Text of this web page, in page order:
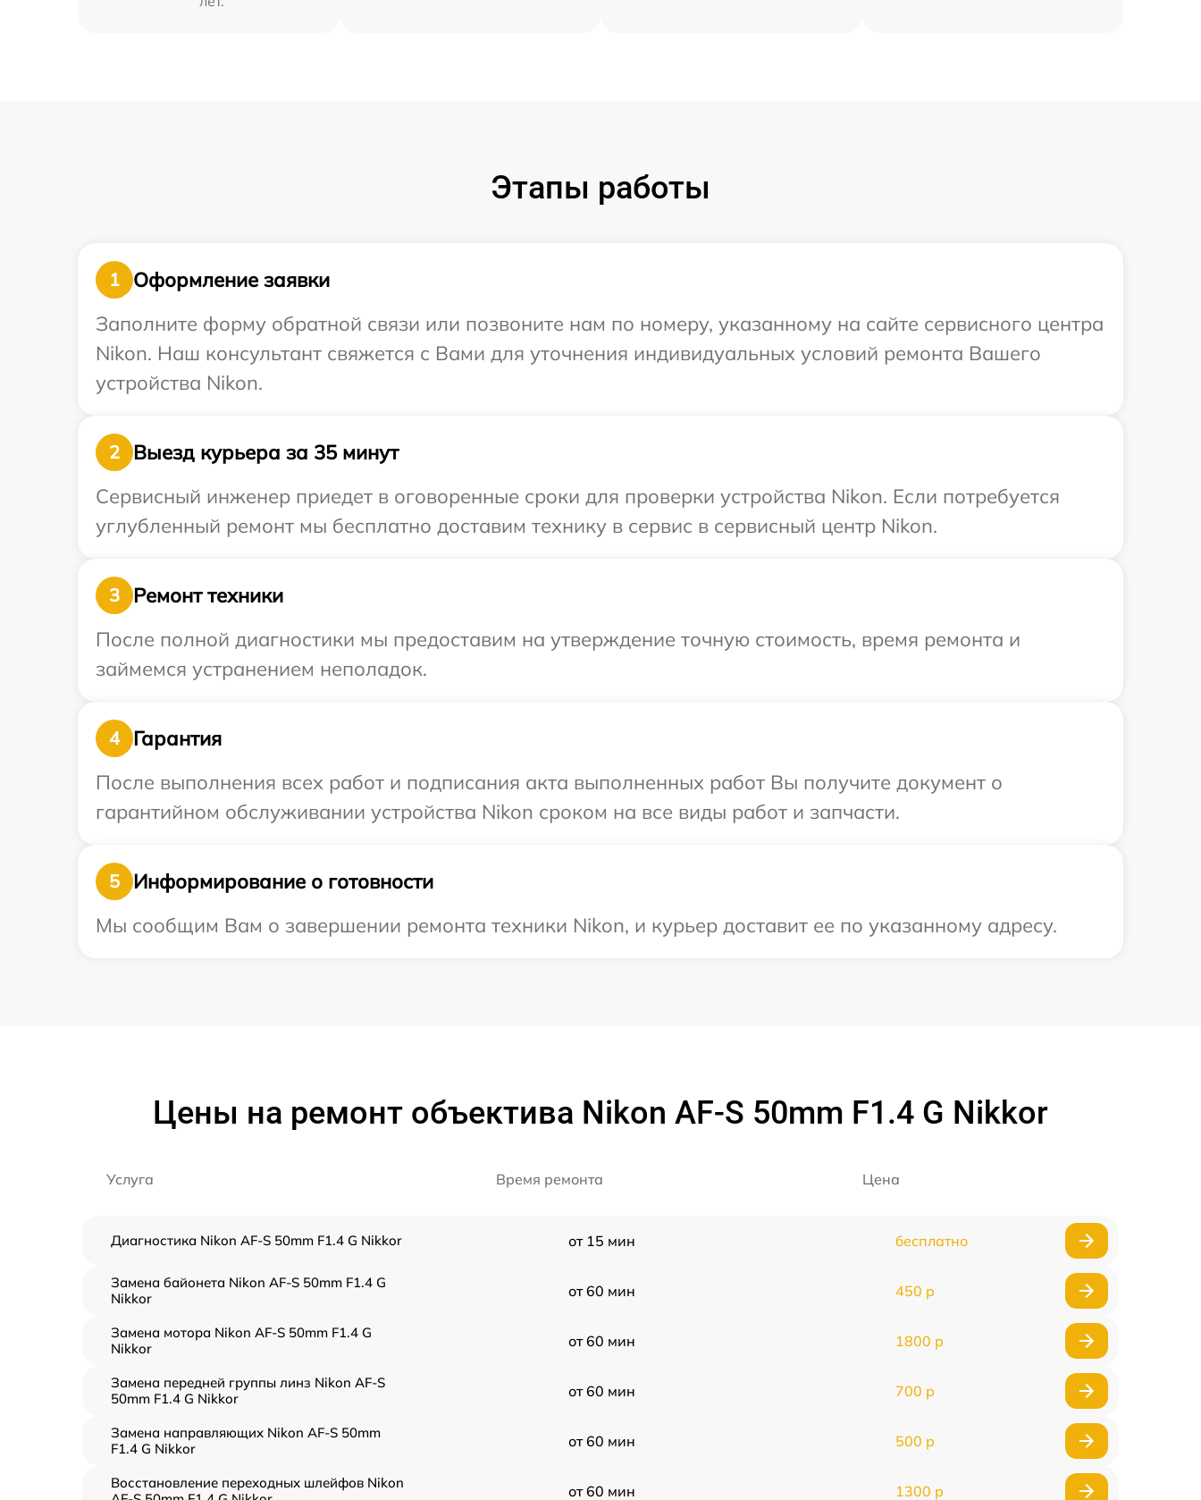
Этапы работы
1
Оформление заявки
Заполните форму обратной связи или позвоните нам по номеру, указанному на сайте сервисного центра
Nikon. Наш консультант свяжется с Вами для уточнения индивидуальных условий ремонта Вашего
устройства Nikon.
2
Выезд курьера за 35 минут
Сервисный инженер приедет в оговоренные сроки для проверки устройства Nikon. Если потребуется
углубленный ремонт мы бесплатно доставим технику в сервис в сервисный центр Nikon.
3
Ремонт техники
После полной диагностики мы предоставим на утверждение точную стоимость, время ремонта и
займемся устранением неполадок.
4
Гарантия
После выполнения всех работ и подписания акта выполненных работ Вы получите документ о
гарантийном обслуживании устройства Nikon сроком на все виды работ и запчасти.
5
Информирование о готовности
Мы сообщим Вам о завершении ремонта техники Nikon, и курьер доставит ее по указанному адресу.
Цены на ремонт объектива Nikon AF-S 50mm F1.4 G Nikkor
Услуга Время ремонта Цена
Диагностика Nikon AF-S 50mm F1.4 G Nikkor от 15 мин бесплатно
Замена байонета Nikon AF-S 50mm F1.4 G
Nikkor
от 60 мин 450 р
Замена мотора Nikon AF-S 50mm F1.4 G
Nikkor
от 60 мин 1800 р
Замена передней группы линз Nikon AF-S
50mm F1.4 G Nikkor
от 60 мин 700 р
Замена направляющих Nikon AF-S 50mm
F1.4 G Nikkor
от 60 мин 500 р
Восстановление переходных шлейфов Nikon
от 60 мин 1300 р